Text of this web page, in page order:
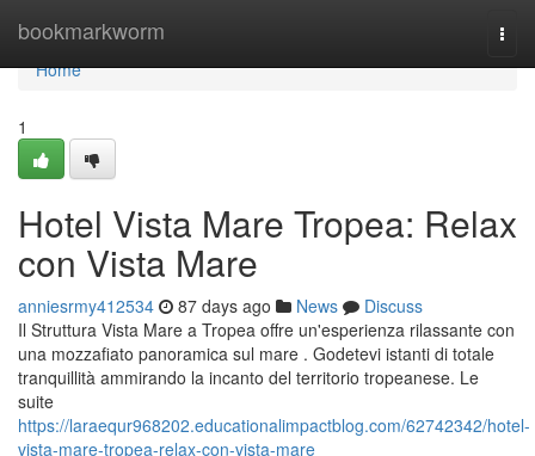
bookmarkworm
Home
Home
1
Hotel Vista Mare Tropea: Relax
con Vista Mare
anniesrmy412534 87 days ago News
Discuss
Il Struttura Vista Mare a Tropea offre un'esperienza rilassante con
una mozzafiato panoramica sul mare . Godetevi istanti di totale
tranquillità ammirando la incanto del territorio tropeanese. Le
suite
https://laraequr968202.educationalimpactblog.com/62742342/hotel-
vista-mare-tropea-relax-con-vista-mare